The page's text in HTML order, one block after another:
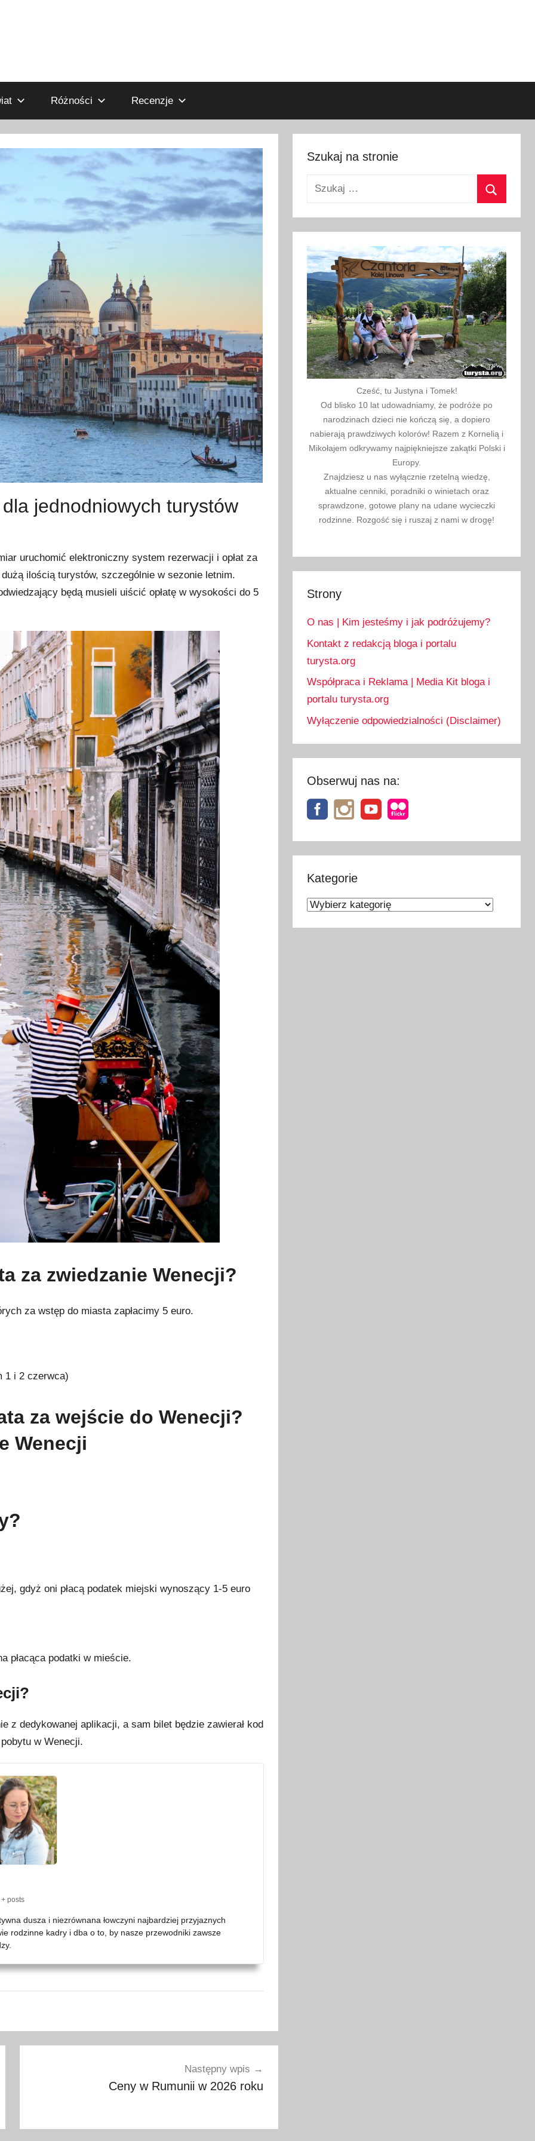
Różności Recenzje
jednodniowych turystów
uruchomić elektroniczny system rezerwacji i opłat za
ilością turystów, szczególnie w sezonie letnim.
będą musieli uiścić opłatę w wysokości do 5
za zwiedzanie Wenecji?
za wstęp do miasta zapłacimy 5 euro.
1 i 2 czerwca)
za wejście do Wenecji?
Wenecji
gdyż oni płacą podatek miejski wynoszący 1-5 euro
płacąca podatki w mieście.
z dedykowanej aplikacji, a sam bilet będzie zawierał kod
w Wenecji.
+ posts
dusza i niezrównana łowczyni najbardziej przyjaznych
rodzinne kadry i dba o to, by nasze przewodniki zawsze
Następny wpis
Ceny w Rumunii w 2026 roku
Szukaj na stronie
Szukaj:
Cześć, tu Justyna i Tomek!
Od blisko 10 lat udowadniamy, że podróże po
narodzinach dzieci nie kończą się, a dopiero
nabierają prawdziwych kolorów! Razem z Kornelią i
Mikołajem odkrywamy najpiękniejsze zakątki Polski i
Europy.
Znajdziesz u nas wyłącznie rzetelną wiedzę,
aktualne cenniki, poradniki o winietach oraz
sprawdzone, gotowe plany na udane wycieczki
rodzinne. Rozgość się i ruszaj z nami w drogę!
Strony
O nas | Kim jesteśmy i jak podróżujemy?
Kontakt z redakcją bloga i portalu
turysta.org
Współpraca i Reklama | Media Kit bloga i
portalu turysta.org
Wyłączenie odpowiedzialności (Disclaimer)
Obserwuj nas na:
Kategorie
Kategorie